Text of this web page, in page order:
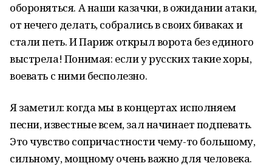
обороняться. А наши казачки, в ожидании атаки,
от нечего делать, собрались в своих биваках и
стали петь. И Париж открыл ворота без единого
выстрела! Понимая: если у русских такие хоры,
воевать с ними бесполезно.
Я заметил: когда мы в концертах исполняем
песни, известные всем, зал начинает подпевать.
Это чувство сопричастности чему-то большому,
сильному, мощному очень важно для человека.